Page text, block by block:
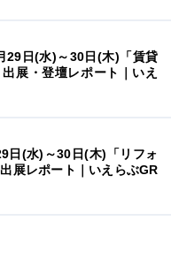
29日(水)～30日(木)「賃貸
展・登壇レポート｜いえ
日(水)～30日(木)「リフォ
展レポート｜いえらぶGR